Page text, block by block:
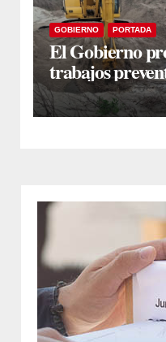
GOBIERNO PORTADA
El Gobierno
trabajos
Dulce y Salado